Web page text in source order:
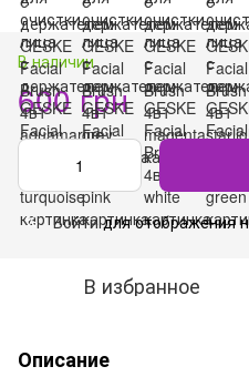
В наличии
600 грн
% Войтидля отображения
В избранное
Описание